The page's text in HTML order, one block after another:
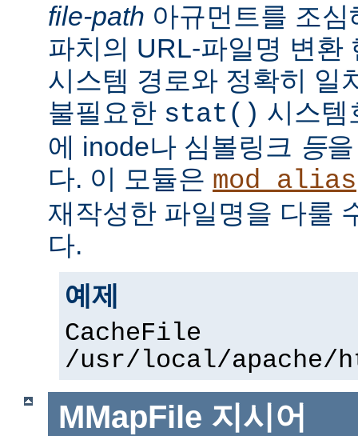
file-path 아규먼트를 조
파치의 URL-파일명 변환
시스템 경로와 정확히 일
불필요한 stat() 시스템
에 inode나 심볼링크 등
다. 이 모듈은 mod_alias
재작성한 파일명을 다룰
다.
예제
CacheFile
/usr/local/apache/
MMapFile 지시어